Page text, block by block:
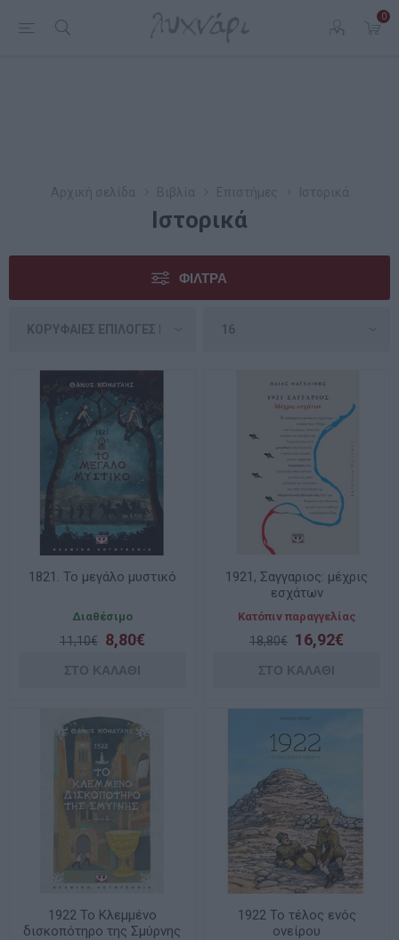
0
Ιστορικά
ΦΊΛΤΡΑ
1821. Το μεγάλο μυστικό
Διαθέσιμο
11,10€ 8,80€
1921, Σαγγαριος: μέχρις
εσχάτων
Κατόπιν παραγγελίας
18,80€ 16,92€
1922 Το Κλεμμένο
δισκοπότηρο της Σμύρνης
1922 Το τέλος ενός
ονείρου